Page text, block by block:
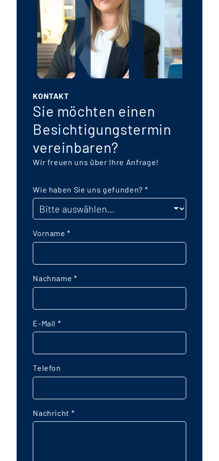
KONTAKT
Sie möchten einen
Besichtigungstermin
vereinbaren?
Wir freuen uns über Ihre Anfrage!
Wie haben Sie uns gefunden? *
Vorname*
Nachname*
E-Mail *
Telefon
Nachricht *